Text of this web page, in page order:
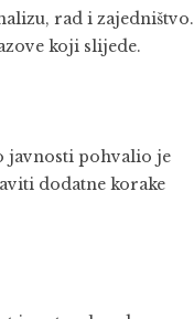
rad i zajedništvo.
koji slijede.
javnosti pohvalio je
dodatne korake